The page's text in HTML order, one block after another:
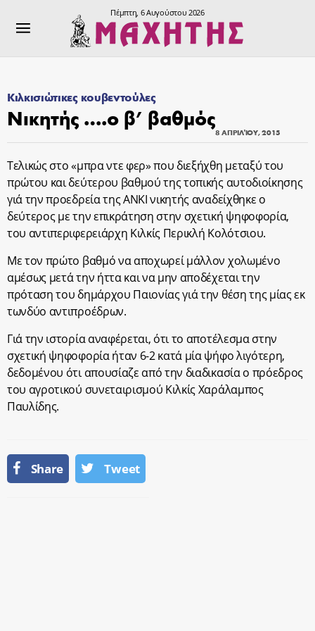
Πέμπτη, 6 Αυγούστου 2026
Κιλκισιώτικες κουβεντούλες
Νικητής ….ο β’ βαθμός
8 ΑΠΡΙΛΊΟΥ, 2015
Τελικώς στο «μπρα ντε φερ» που διεξήχθη μεταξύ του
πρώτου και δεύτερου βαθμού της τοπικής αυτοδιοίκησης
γιά την προεδρεία της ΑΝΚΙ νικητής αναδείχθηκε ο
δεύτερος με την επικράτηση στην σχετική ψηφοφορία,
του αντιπεριφερειάρχη Κιλκίς Περικλή Κολότσιου.
Με τον πρώτο βαθμό να αποχωρεί μάλλον χολωμένο
αμέσως μετά την ήττα και να μην αποδέχεται την
πρόταση του δημάρχου Παιονίας γιά την θέση της μίας εκ
τωνδύο αντιπροέδρων.
Γιά την ιστορία αναφέρεται, ότι το αποτέλεσμα στην
σχετική ψηφοφορία ήταν 6-2 κατά μία ψήφο λιγότερη,
δεδομένου ότι απουσίαζε από την διαδικασία ο πρόεδρος
του αγροτικού συνεταιρισμού Κιλκίς Χαράλαμπος
Παυλίδης.
Share Tweet